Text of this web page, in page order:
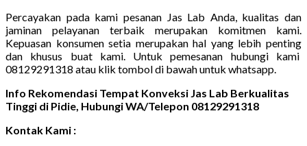
Percayakan pada kami pesanan Jas Lab Anda, kualitas dan
jaminan pelayanan terbaik merupakan komitmen kami.
Kepuasan konsumen setia merupakan hal yang lebih penting
dan khusus buat kami. Untuk pemesanan hubungi kami
08129291318 atau klik tombol di bawah untuk whatsapp.
Info Rekomendasi Tempat Konveksi Jas Lab Berkualitas
Tinggi di Pidie, Hubungi WA/Telepon 08129291318
Kontak Kami :